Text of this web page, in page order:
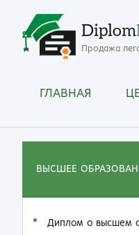
Diplom
Продажа
ГЛАВНАЯ
ВЫСШЕЕ
Диплом о высшем